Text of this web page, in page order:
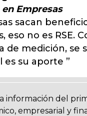
Empresas
sacan
eso no es RSE.
de medición, se
es su aporte ”
información del
empresarial y